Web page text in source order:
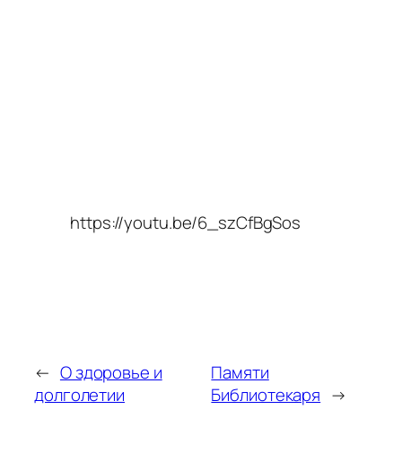
https://youtu.be/6_szCfBgSos
← О здоровье и
долголетии
Памяти
Библиотекаря →